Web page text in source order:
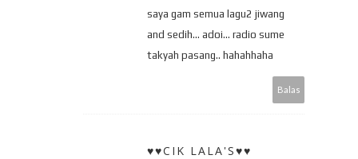
saya gam semua lagu2 jiwang
and sedih... adoi... radio sume
takyah pasang.. hahahhaha
Balas
♥♥CIK LALA'S♥♥